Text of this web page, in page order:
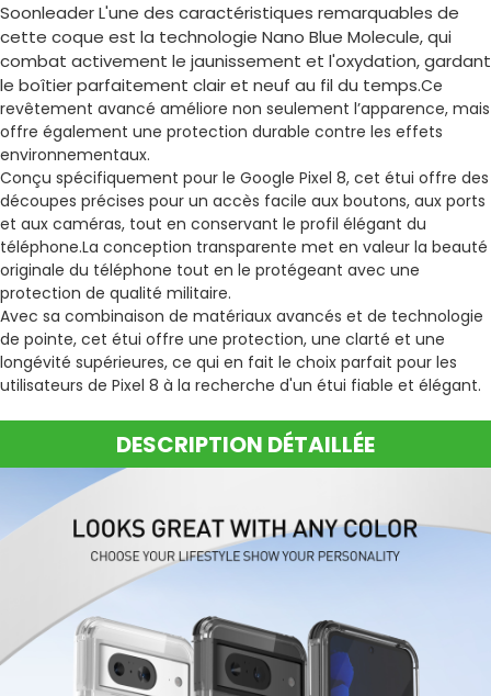
Soonleader L'une des caractéristiques remarquables de
cette coque est la technologie Nano Blue Molecule, qui
combat activement le jaunissement et l'oxydation, gardant
le boîtier parfaitement clair et neuf au fil du temps.Ce
revêtement avancé améliore non seulement l’apparence, mais
offre également une protection durable contre les effets
environnementaux.
Conçu spécifiquement pour le Google Pixel 8, cet étui offre des
découpes précises pour un accès facile aux boutons, aux ports
et aux caméras, tout en conservant le profil élégant du
téléphone.La conception transparente met en valeur la beauté
originale du téléphone tout en le protégeant avec une
protection de qualité militaire.
Avec sa combinaison de matériaux avancés et de technologie
de pointe, cet étui offre une protection, une clarté et une
longévité supérieures, ce qui en fait le choix parfait pour les
utilisateurs de Pixel 8 à la recherche d'un étui fiable et élégant.
DESCRIPTION DÉTAILLÉE